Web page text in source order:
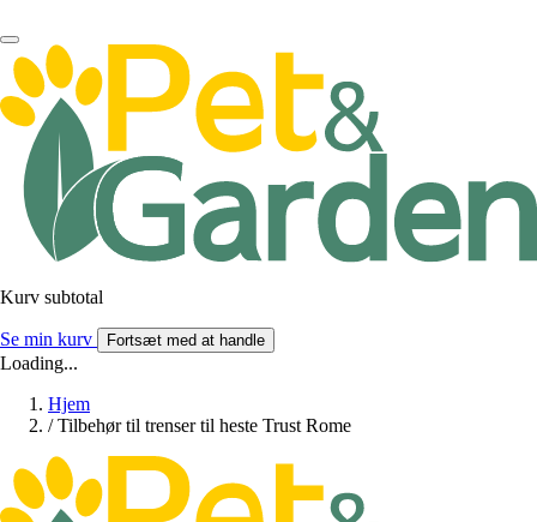
Kurv subtotal
Se min kurv Fortsæt med at handle
Loading...
Hjem
/ Tilbehør til trenser til heste Trust Rome